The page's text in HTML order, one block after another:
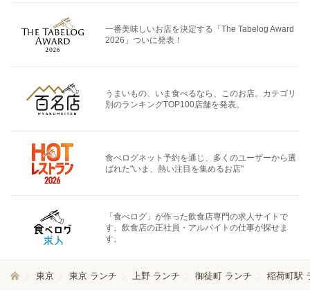
一番美味しいお店を決定する「The Tabelog Award
2026」ついに発表！
うまいもの、いま食べるなら、このお店。カテゴリ
別のランキングTOP100店舗を発表。
食べログネット予約を通じ、多くのユーザーから選
ばれた"いま、熱い注目を集めるお店"
「食べログ」が作った飲食店専門の求人サイトで
す。飲食店の正社員・アルバイトの仕事が探せま
す。
東京 東京 ランチ 上野 ランチ 御徒町 ランチ 稲荷町駅